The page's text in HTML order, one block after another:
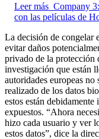
Leer más Company
con las películas de
La decisión de congelar
evitar daños
privado de la protección
investigación que están
autoridades europeas
realizado de los datos
estos están
expuestos. “Ahora
hizo cada usuario y ver
estos datos”, dice la